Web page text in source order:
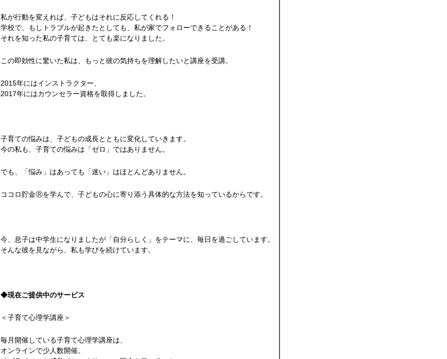
私が行動を変えれば、子どもはそれに反応してくれる！
学校で、もしトラブルが起きたとしても、私が家でフォローできることがある！
それを知った私の子育ては、とても楽になりました。
この即効性に驚いた私は、もっと彼の気持ちを理解したいと講座を受講。
2015年にはインストラクター、
2017年にはカウンセラー資格を取得しました。
子育ての悩みは、子どもの成長とともに変化していきます。
今の私も、子育ての悩みは「ゼロ」ではありません。
でも、「悩み」はあっても「迷い」はほとんどありません。
ココロ貯金Ⓡを学んで、子どもの心に寄り添う具体的な方法を知っているからです。
今、息子は中学生になりましたが「自分らしく」をテーマに、毎日を過ごしています。
そんな彼を見ながら、私も学びを続けています。
◆現在ご提供中のサービス
＜子育て心理学講座＞
毎月開催している子育て心理学講座は、
オンラインで少人数開催。